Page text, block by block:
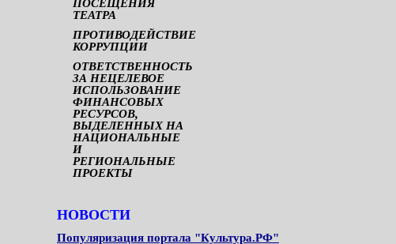
ПОСЕЩЕНИЯ
ТЕАТРА
ПРОТИВОДЕЙСТВИЕ
КОРРУПЦИИ
ОТВЕТСТВЕННОСТЬ
ЗА НЕЦЕЛЕВОЕ
ИСПОЛЬЗОВАНИЕ
ФИНАНСОВЫХ
РЕСУРСОВ,
ВЫДЕЛЕННЫХ НА
НАЦИОНАЛЬНЫЕ
И
РЕГИОНАЛЬНЫЕ
ПРОЕКТЫ
НОВОСТИ
Популяризация портала "Культура.РФ"